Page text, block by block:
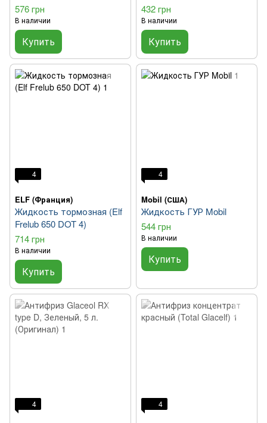
576 грн
В наличии
Купить
432 грн
В наличии
Купить
4
ELF (Франция)
Жидкость тормозная (Elf
Frelub 650 DOT 4)
714 грн
В наличии
Купить
4
Mobil (США)
Жидкость ГУР Mobil
544 грн
В наличии
Купить
4 4